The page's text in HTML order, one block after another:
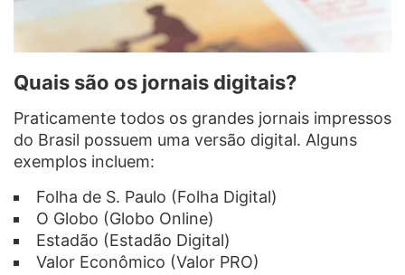
Quais são os jornais digitais?
Praticamente todos os grandes jornais impressos
do Brasil possuem uma versão digital. Alguns
exemplos incluem:
Folha de S. Paulo (Folha Digital)
O Globo (Globo Online)
Estadão (Estadão Digital)
Valor Econômico (Valor PRO)